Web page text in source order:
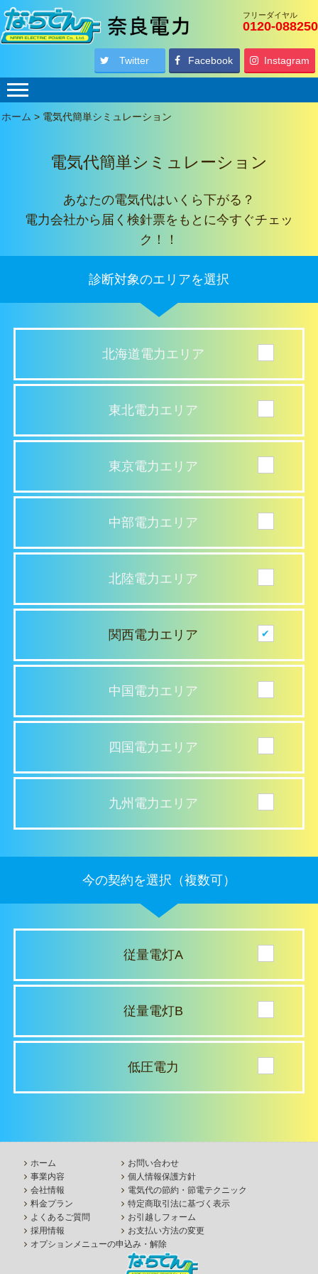
フリーダイヤル
0120-088250
Instagram
Facebook
Twitter
ホーム > 電気代簡単シミュレーション
電気代簡単シミュレーション
あなたの電気代はいくら下がる？
電力会社から届く検針票をもとに今すぐチェッ
ク！！
診断対象のエリアを選択
北海道電力エリア
東北電力エリア
東京電力エリア
中部電力エリア
北陸電力エリア
関西電力エリア
中国電力エリア
四国電力エリア
九州電力エリア
今の契約を選択（複数可）
従量電灯A
従量電灯B
低圧電力
ホーム
事業内容
会社情報
料金プラン
よくあるご質問
採用情報
お問い合わせ
個人情報保護方針
電気代の節約・節電テクニック
特定商取引法に基づく表示
お引越しフォーム
お支払い方法の変更
オプションメニューの申込み・解除